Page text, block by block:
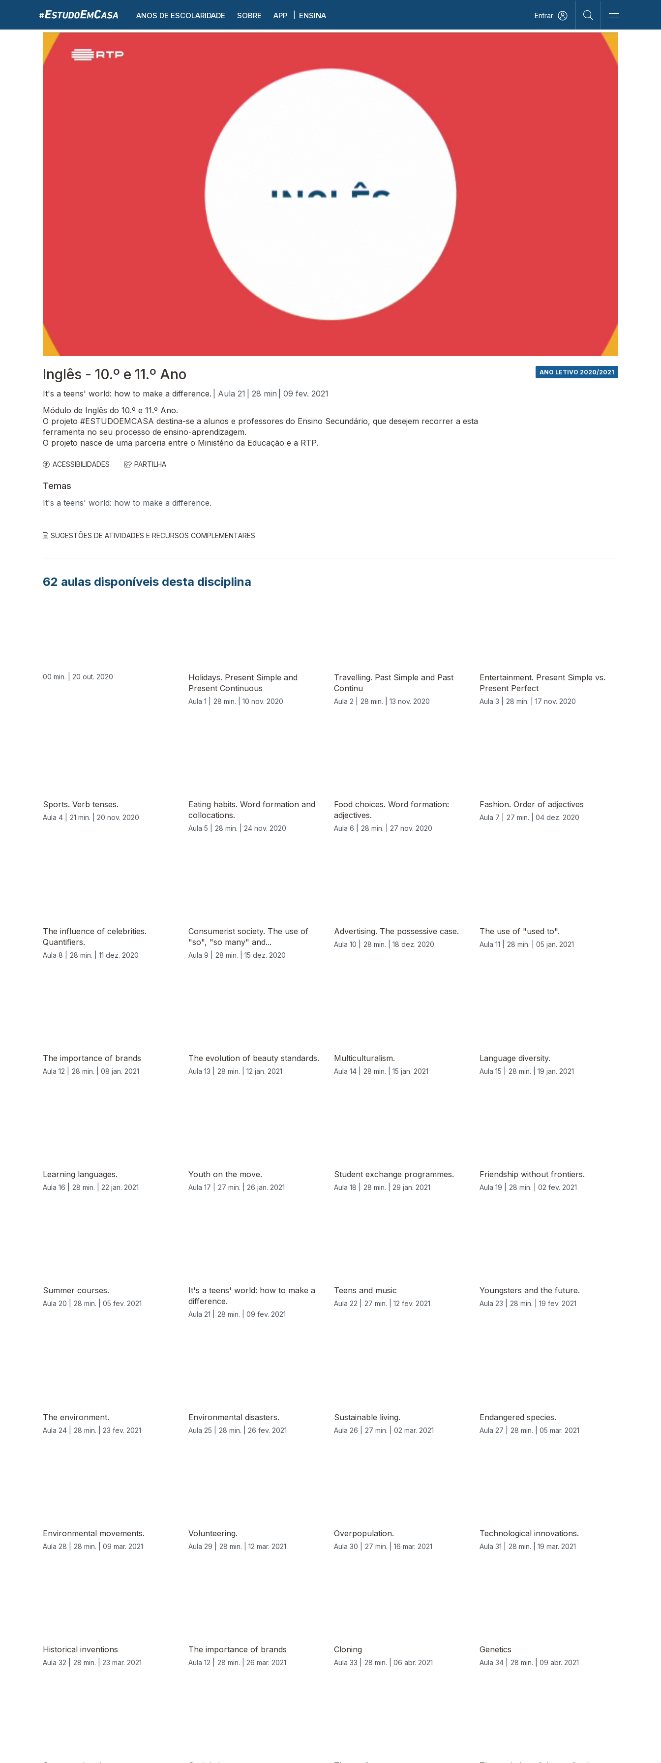
ANOS DE ESCOLARIDADE SOBRE APP ENSINA Entrar
Inglês - 10.º e 11.º Ano
It's a teens' world: how to make a difference. | Aula 21 | 28 min | 09 fev. 2021
ANO LETIVO 2020/2021
Módulo de Inglês do 10.º e 11.º Ano.
O projeto #ESTUDOEMCASA destina-se a alunos e professores do Ensino Secundário, que desejem recorrer a esta
ferramenta no seu processo de ensino-aprendizagem.
O projeto nasce de uma parceria entre o Ministério da Educação e a RTP.
ACESSIBILIDADES PARTILHA
Temas
It's a teens' world: how to make a difference.
SUGESTÕES DE ATIVIDADES E RECURSOS COMPLEMENTARES
62 aulas disponíveis desta disciplina
00 min. | 20 out. 2020
Holidays. Present Simple and
Present Continuous
Aula 1 | 28 min. | 10 nov. 2020
Travelling. Past Simple and Past
Continu
Aula 2 | 28 min. | 13 nov. 2020
Entertainment. Present Simple vs.
Present Perfect
Aula 3 | 28 min. | 17 nov. 2020
Sports. Verb tenses.
Aula 4 | 21 min. | 20 nov. 2020
Eating habits. Word formation and
collocations.
Aula 5 | 28 min. | 24 nov. 2020
Food choices. Word formation:
adjectives.
Aula 6 | 28 min. | 27 nov. 2020
Fashion. Order of adjectives
Aula 7 | 27 min. | 04 dez. 2020
The influence of celebrities.
Quantifiers.
Aula 8 | 28 min. | 11 dez. 2020
Consumerist society. The use of
"so", "so many" and...
Aula 9 | 28 min. | 15 dez. 2020
Advertising. The possessive case.
Aula 10 | 28 min. | 18 dez. 2020
The use of "used to".
Aula 11 | 28 min. | 05 jan. 2021
The importance of brands
Aula 12 | 28 min. | 08 jan. 2021
The evolution of beauty standards.
Aula 13 | 28 min. | 12 jan. 2021
Multiculturalism.
Aula 14 | 28 min. | 15 jan. 2021
Language diversity.
Aula 15 | 28 min. | 19 jan. 2021
Learning languages.
Aula 16 | 28 min. | 22 jan. 2021
Youth on the move.
Aula 17 | 27 min. | 26 jan. 2021
Student exchange programmes.
Aula 18 | 28 min. | 29 jan. 2021
Friendship without frontiers.
Aula 19 | 28 min. | 02 fev. 2021
Summer courses.
Aula 20 | 28 min. | 05 fev. 2021
It's a teens' world: how to make a
difference.
Aula 21 | 28 min. | 09 fev. 2021
Teens and music
Aula 22 | 27 min. | 12 fev. 2021
Youngsters and the future.
Aula 23 | 28 min. | 19 fev. 2021
The environment.
Aula 24 | 28 min. | 23 fev. 2021
Environmental disasters.
Aula 25 | 28 min. | 26 fev. 2021
Sustainable living.
Aula 26 | 27 min. | 02 mar. 2021
Endangered species.
Aula 27 | 28 min. | 05 mar. 2021
Environmental movements.
Aula 28 | 28 min. | 09 mar. 2021
Volunteering.
Aula 29 | 28 min. | 12 mar. 2021
Overpopulation.
Aula 30 | 27 min. | 16 mar. 2021
Technological innovations.
Aula 31 | 28 min. | 19 mar. 2021
Historical inventions
Aula 32 | 28 min. | 23 mar. 2021
The importance of brands
Aula 12 | 28 min. | 26 mar. 2021
Cloning
Aula 33 | 28 min. | 06 abr. 2021
Genetics
Aula 34 | 28 min. | 09 abr. 2021